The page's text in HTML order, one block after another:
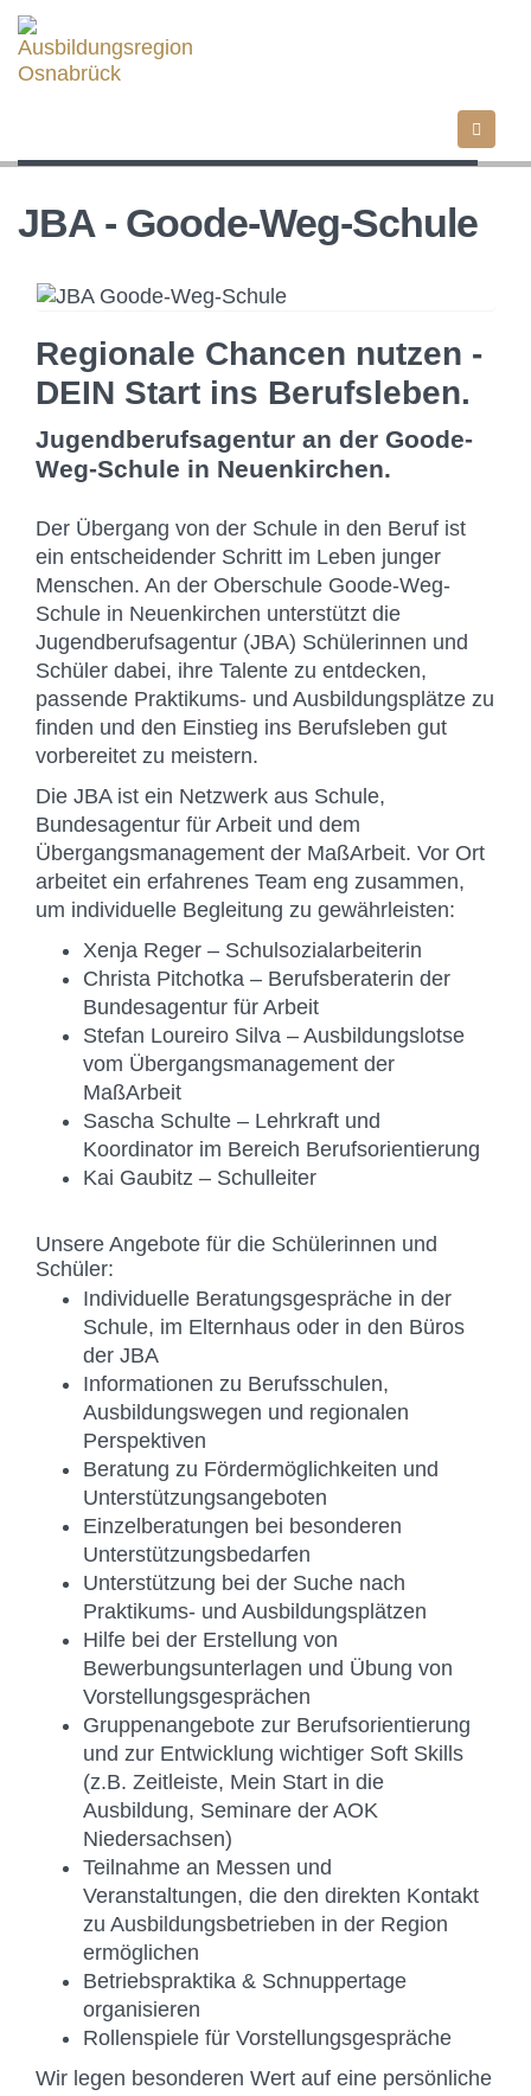
Direkt
zum
Inhalt
JBA - Goode-Weg-Schule
Image
Regionale Chancen nutzen -
DEIN Start ins Berufsleben.
Jugendberufsagentur an der Goode-
Weg-Schule in Neuenkirchen.
Der Übergang von der Schule in den Beruf ist
ein entscheidender Schritt im Leben junger
Menschen. An der Oberschule Goode-Weg-
Schule in Neuenkirchen unterstützt die
Jugendberufsagentur (JBA) Schülerinnen und
Schüler dabei, ihre Talente zu entdecken,
passende Praktikums- und Ausbildungsplätze zu
finden und den Einstieg ins Berufsleben gut
vorbereitet zu meistern.
Die JBA ist ein Netzwerk aus Schule,
Bundesagentur für Arbeit und dem
Übergangsmanagement der MaßArbeit. Vor Ort
arbeitet ein erfahrenes Team eng zusammen,
um individuelle Begleitung zu gewährleisten:
Xenja Reger – Schulsozialarbeiterin
Christa Pitchotka – Berufsberaterin der
Bundesagentur für Arbeit
Stefan Loureiro Silva – Ausbildungslotse
vom Übergangsmanagement der
MaßArbeit
Sascha Schulte – Lehrkraft und
Koordinator im Bereich Berufsorientierung
Kai Gaubitz – Schulleiter
Unsere Angebote für die Schülerinnen und
Schüler:
Individuelle Beratungsgespräche in der
Schule, im Elternhaus oder in den Büros
der JBA
Informationen zu Berufsschulen,
Ausbildungswegen und regionalen
Perspektiven
Beratung zu Fördermöglichkeiten und
Unterstützungsangeboten
Einzelberatungen bei besonderen
Unterstützungsbedarfen
Unterstützung bei der Suche nach
Praktikums- und Ausbildungsplätzen
Hilfe bei der Erstellung von
Bewerbungsunterlagen und Übung von
Vorstellungsgesprächen
Gruppenangebote zur Berufsorientierung
und zur Entwicklung wichtiger Soft Skills
(z.B. Zeitleiste, Mein Start in die
Ausbildung, Seminare der AOK
Niedersachsen)
Teilnahme an Messen und
Veranstaltungen, die den direkten Kontakt
zu Ausbildungsbetrieben in der Region
ermöglichen
Betriebspraktika & Schnuppertage
organisieren
Rollenspiele für Vorstellungsgespräche
Wir legen besonderen Wert auf eine persönliche